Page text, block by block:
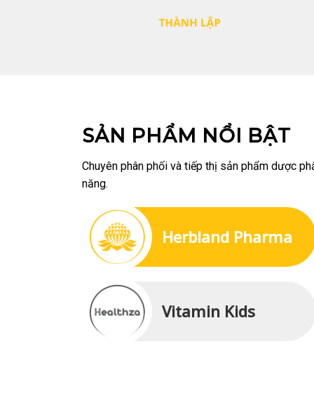
SẢN PHẨM NỔI BẬT
Chuyên phân phối và tiếp thị sản phẩm dược
năng.
Herbland Pharma
Vitamin Kids